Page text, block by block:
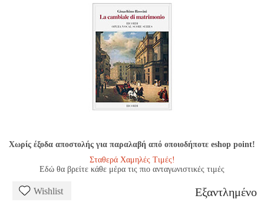
Χωρίς έξοδα αποστολής για παραλαβή από οποιοδήποτε eshop point!
Σταθερά Χαμηλές Τιμές!
Εδώ θα βρείτε κάθε μέρα τις πιο ανταγωνιστικές τιμές
Wishlist Εξαντλημένο